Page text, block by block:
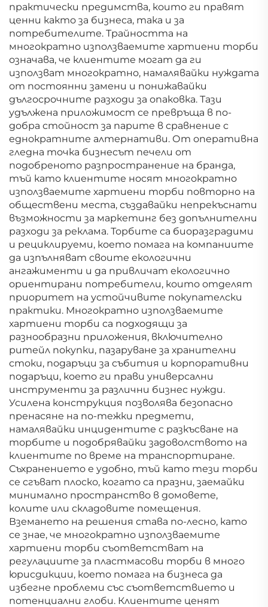
практически предимства, които ги правят
ценни както за бизнеса, така и за
потребителите. Трайността на
многократно използваемите хартиени торби
означава, че клиентите могат да ги
използват многократно, намалявайки нуждата
от постоянни замени и понижавайки
дългосрочните разходи за опаковка. Тази
удължена приложимост се превръща в по-
добра стойност за парите в сравнение с
еднократните алтернативи. От оперативна
гледна точка бизнесът печели от
подобреното разпространение на бранда,
тъй като клиентите носят многократно
използваемите хартиени торби повторно на
обществени места, създавайки непрекъснати
възможности за маркетинг без допълнителни
разходи за реклама. Торбите са биоразградими
и рециклируеми, което помага на компаниите
да изпълняват своите екологични
ангажименти и да привличат екологично
ориентирани потребители, които отделят
приоритет на устойчивите покупателски
практики. Многократно използваемите
хартиени торби са подходящи за
разнообразни приложения, включително
ритейл покупки, пазаруване за хранителни
стоки, подаръци за събития и корпоративни
подаръци, което ги прави универсални
инструменти за различни бизнес нужди.
Усилена конструкция позволява безопасно
пренасяне на по-тежки предмети,
намалявайки инцидентите с разкъсване на
торбите и подобрявайки задоволството на
клиентите по време на транспортиране.
Съхранението е удобно, тъй като тези торби
се сгъват плоско, когато са празни, заемайки
минимално пространство в домовете,
колите или складовите помещения.
Вземането на решения става по-лесно, като
се знае, че многократно използваемите
хартиени торби съответстват на
регулациите за пластмасови торби в много
юрисдикции, което помага на бизнеса да
избегне проблеми със съответствието и
потенциални глоби. Клиентите ценят